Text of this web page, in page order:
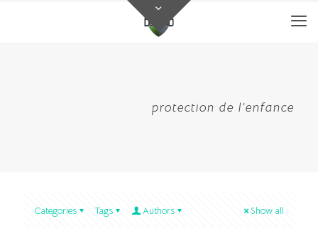
protection de l’enfance
Categories Tags Authors Show all